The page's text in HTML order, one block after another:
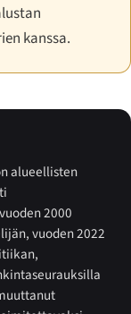
kanssa.
alueellisten
2000
vuoden 2022